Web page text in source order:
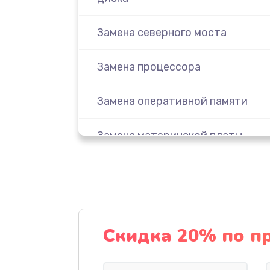
Замена северного моста
Замена процессора
Замена оперативной памяти
Замена материнской платы
Замена видеоадаптера
Скидка 20% по